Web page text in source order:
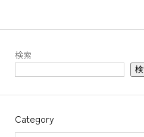
検索
Category